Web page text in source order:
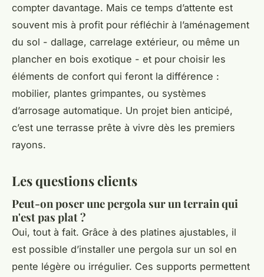
compter davantage. Mais ce temps d’attente est
souvent mis à profit pour réfléchir à l’aménagement
du sol - dallage, carrelage extérieur, ou même un
plancher en bois exotique - et pour choisir les
éléments de confort qui feront la différence :
mobilier, plantes grimpantes, ou systèmes
d’arrosage automatique. Un projet bien anticipé,
c’est une terrasse prête à vivre dès les premiers
rayons.
Les questions clients
Peut-on poser une pergola sur un terrain qui
n'est pas plat ?
Oui, tout à fait. Grâce à des platines ajustables, il
est possible d’installer une pergola sur un sol en
pente légère ou irrégulier. Ces supports permettent